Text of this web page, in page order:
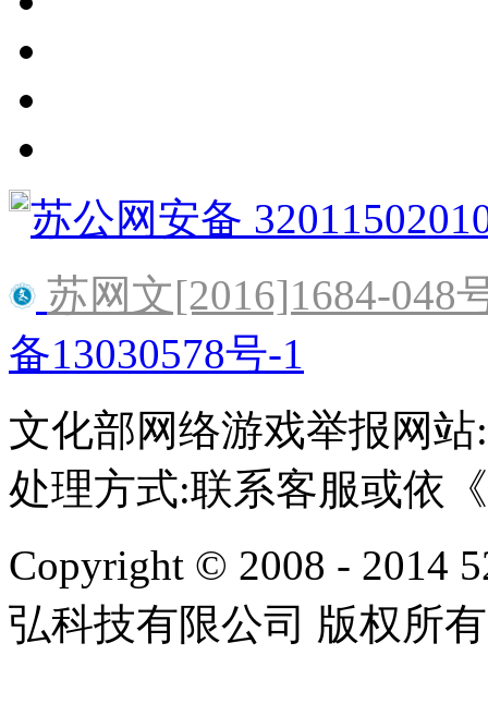
苏公网安备
苏网文[2016]1684-048
备13030578号-1
文化部网络游戏举报网站
处理方式:联系客服或依
Copyright © 2008 - 2014
弘科技有限公司 版权所有